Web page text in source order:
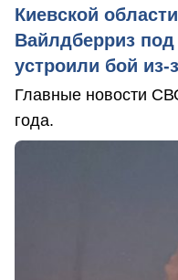
Киевской
Вайлдберриз
устроили бой из-
Главные новости
года.